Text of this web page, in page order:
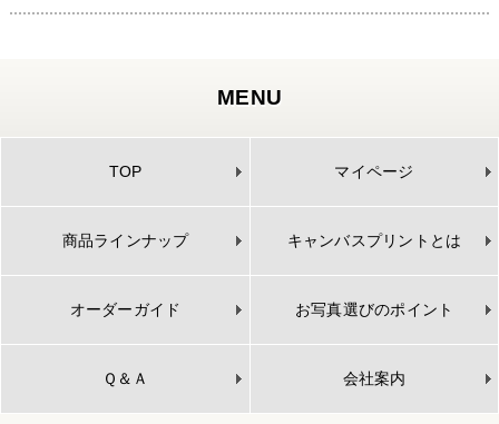
MENU
TOP マイページ
商品ラインナップ キャンバスプリントとは
オーダーガイド お写真選びのポイント
Ｑ＆Ａ 会社案内